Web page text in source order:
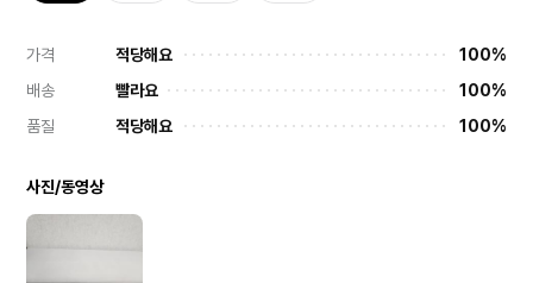
가격 적당해요
100%
배송
빨라요
100%
품질
적당해요 100%
사진/동영상